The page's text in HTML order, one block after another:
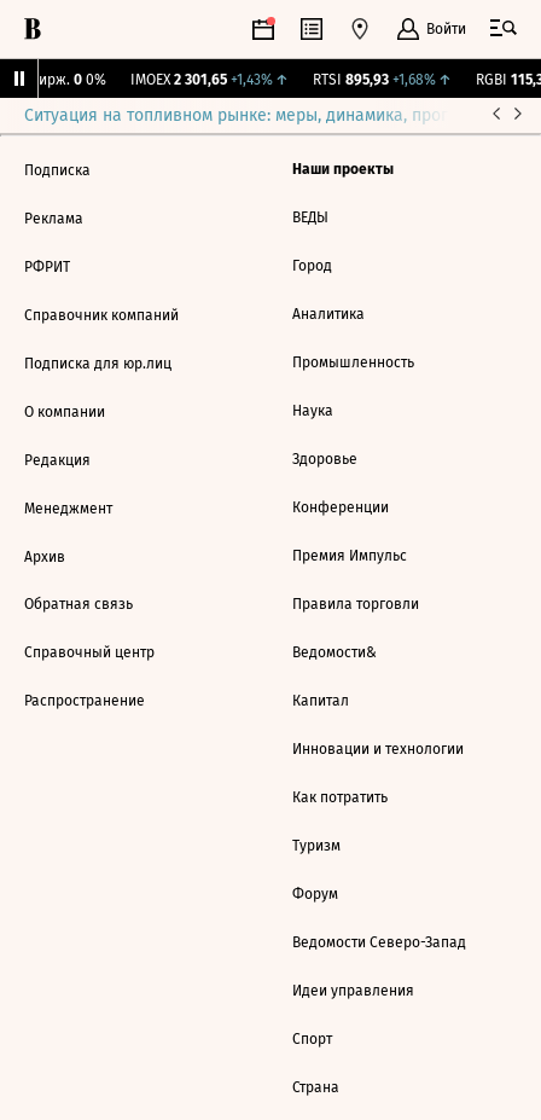
Войти
Бирж. 0 0% IMOEX 2 301,65 +1,43%↑ RTSI 895,93 +1,68%↑ RGBI
Ситуация на топливном рынке: меры, динамика, прогнозы
Подписка
Реклама
РФРИТ
Справочник компаний
Подписка для юр.лиц
О компании
Редакция
Менеджмент
Архив
Обратная связь
Справочный центр
Распространение
Наши проекты
ВЕДЫ
Город
Аналитика
Промышленность
Наука
Здоровье
Конференции
Премия Импульс
Правила торговли
Ведомости&
Капитал
Инновации и технологии
Как потратить
Туризм
Форум
Ведомости Северо-Запад
Идеи управления
Спорт
Страна